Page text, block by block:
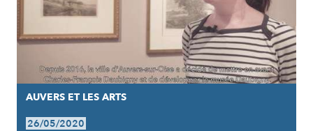
AUVERS ET LES ARTS
26/05/2020